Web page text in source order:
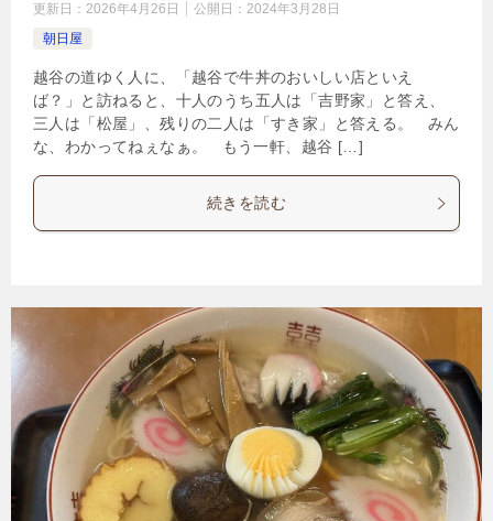
更新日： 2026年4月26日 公開日： 2024年3月28日
朝日屋
越谷の道ゆく人に、「越谷で牛丼のおいしい店といえ
ば？」と訪ねると、十人のうち五人は「吉野家」と答え、
三人は「松屋」、残りの二人は「すき家」と答える。 みん
な、わかってねぇなぁ。 もう一軒、越谷 […]
続きを読む